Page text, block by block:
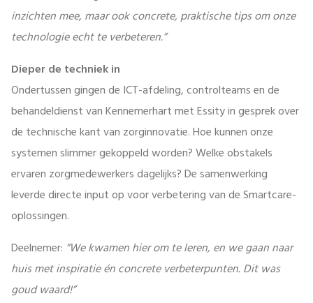
inzichten mee, maar ook concrete, praktische tips om onze
technologie echt te verbeteren.”
Dieper de techniek in
Ondertussen gingen de ICT-afdeling, controlteams en de
behandeldienst van Kennemerhart met Essity in gesprek over
de technische kant van zorginnovatie. Hoe kunnen onze
systemen slimmer gekoppeld worden? Welke obstakels
ervaren zorgmedewerkers dagelijks? De samenwerking
leverde directe input op voor verbetering van de Smartcare-
oplossingen.
Deelnemer: “We kwamen hier om te leren, en we gaan naar
huis met inspiratie én concrete verbeterpunten. Dit was
goud waard!”